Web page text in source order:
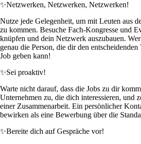
✨Netzwerken, Netzwerken, Netzwerken!
Nutze jede Gelegenheit, um mit Leuten aus
zu kommen. Besuche Fach-Kongresse und
knüpfen und dein Netzwerk auszubauen.
genau die Person, die dir den
Job geben kann!
✨Sei proaktiv!
Warte nicht darauf, dass die Jobs zu dir
Unternehmen zu, die dich interessieren, und
einer Zusammenarbeit. Ein persönlicher
bewirken als eine Bewerbung über die
✨Bereite dich auf Gespräche vor!